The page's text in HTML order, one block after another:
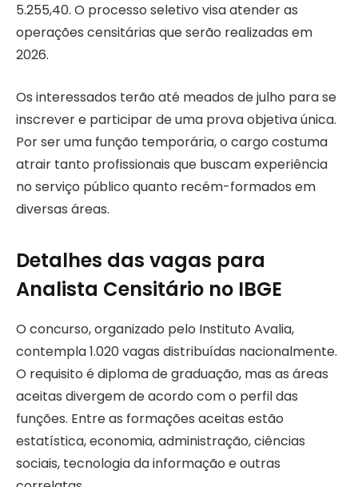
5.255,40. O processo seletivo visa atender as
operações censitárias que serão realizadas em
2026.
Os interessados terão até meados de julho para se
inscrever e participar de uma prova objetiva única.
Por ser uma função temporária, o cargo costuma
atrair tanto profissionais que buscam experiência
no serviço público quanto recém-formados em
diversas áreas.
Detalhes das vagas para
Analista Censitário no IBGE
O concurso, organizado pelo Instituto Avalia,
contempla 1.020 vagas distribuídas nacionalmente.
O requisito é diploma de graduação, mas as áreas
aceitas divergem de acordo com o perfil das
funções. Entre as formações aceitas estão
estatística, economia, administração, ciências
sociais, tecnologia da informação e outras